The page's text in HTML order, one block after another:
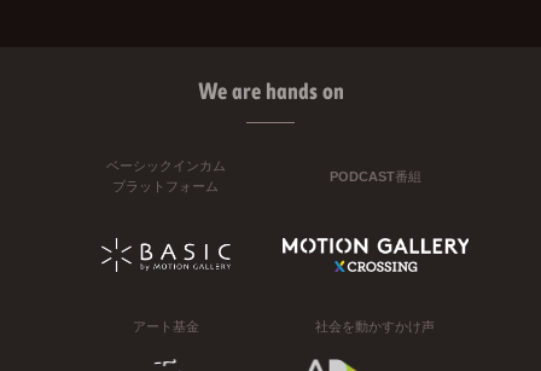
We are hands on
ベーシックインカム
プラットフォーム
PODCAST番組
アート基金 社会を動かすかけ声